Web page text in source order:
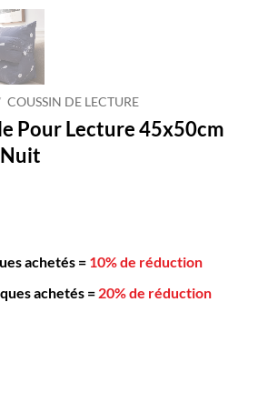
COUSSIN DE LECTURE
Pour Lecture 45x50cm
achetés = 10% de réduction
achetés = 20% de réduction